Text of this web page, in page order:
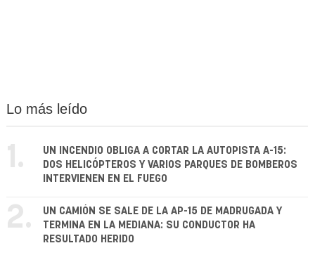
Lo más leído
1.
UN INCENDIO OBLIGA A CORTAR LA AUTOPISTA A-15:
DOS HELICÓPTEROS Y VARIOS PARQUES DE BOMBEROS
INTERVIENEN EN EL FUEGO
2.
UN CAMIÓN SE SALE DE LA AP-15 DE MADRUGADA Y
TERMINA EN LA MEDIANA: SU CONDUCTOR HA
RESULTADO HERIDO